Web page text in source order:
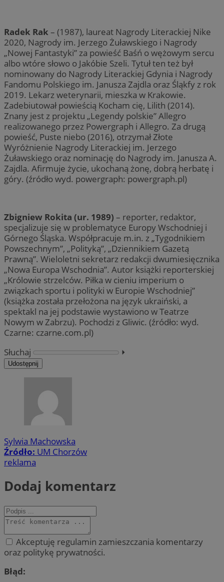
Radek Rak – (1987), laureat Nagrody Literackiej Nike
2020, Nagrody im. Jerzego Żuławskiego i Nagrody
„Nowej Fantastyki” za powieść Baśń o wężowym sercu
albo wtóre słowo o Jakóbie Szeli. Tytuł ten też był
nominowany do Nagrody Literackiej Gdynia i Nagrody
Fandomu Polskiego im. Janusza Zajdla oraz Śląkfy z rok
2019. Lekarz weterynarii, mieszka w Krakowie.
Zadebiutował powieścią Kocham cię, Lilith (2014).
Znany jest z projektu „Legendy polskie” Allegro
realizowanego przez Powergraph i Allegro. Za drugą
powieść, Puste niebo (2016), otrzymał Złote
Wyróżnienie Nagrody Literackiej im. Jerzego
Żuławskiego oraz nominację do Nagrody im. Janusza A.
Zajdla. Afirmuje życie, ukochaną żonę, dobrą herbatę i
góry. (źródło wyd. powergraph: powergraph.pl)
Zbigniew Rokita (ur. 1989) – reporter, redaktor,
specjalizuje się w problematyce Europy Wschodniej i
Górnego Śląska. Współpracuje m.in. z „Tygodnikiem
Powszechnym”, „Polityką”, „Dziennikiem Gazetą
Prawną”. Wieloletni sekretarz redakcji dwumiesięcznika
„Nowa Europa Wschodnia”. Autor książki reporterskiej
„Królowie strzelców. Piłka w cieniu imperium o
związkach sportu i polityki w Europie Wschodniej”
(książka została przełożona na język ukraiński, a
spektakl na jej podstawie wystawiono w Teatrze
Nowym w Zabrzu). Pochodzi z Gliwic. (źródło: wyd.
Czarne: czarne.com.pl)
Słuchaj
⏵︎
Udostępnij
Sylwia Machowska
Źródło: UM Chorzów
reklama
Dodaj komentarz
Akceptuję regulamin zamieszczania komentarzy
oraz politykę prywatności.
Błąd: